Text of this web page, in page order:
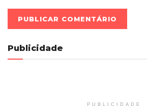
Publicidade
PUBLICIDADE